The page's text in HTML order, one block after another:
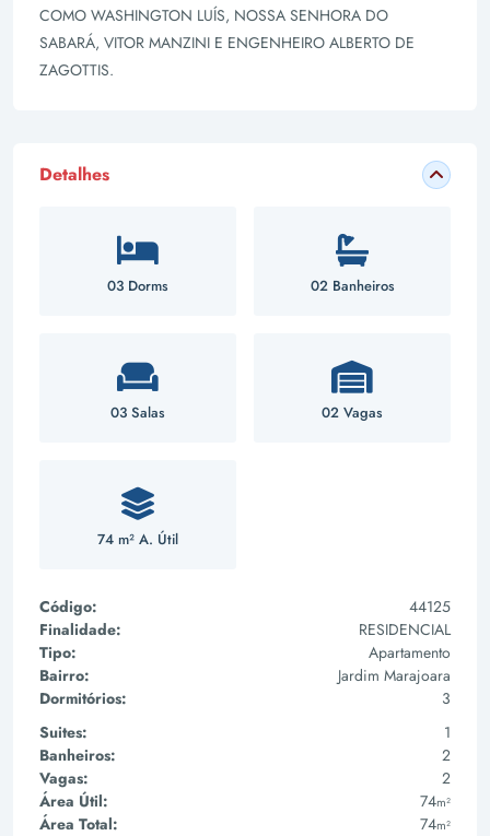
COMO WASHINGTON LUÍS, NOSSA SENHORA DO
SABARÁ, VITOR MANZINI E ENGENHEIRO ALBERTO DE
ZAGOTTIS.
Detalhes
03 Dorms 02 Banheiros
03 Salas 02 Vagas
74 m² A. Útil
Código:
44125
Finalidade:
RESIDENCIAL
Tipo:
Apartamento
Bairro:
Jardim Marajoara
Dormitórios:
3
Suites:
1
Banheiros:
2
Vagas:
2
Área Útil:
74m²
Área Total: 74m²